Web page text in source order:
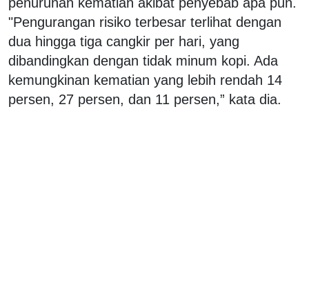
"Pengurangan risiko terbesar terlihat dengan
dua hingga tiga cangkir per hari, yang
dibandingkan dengan tidak minum kopi. Ada
kemungkinan kematian yang lebih rendah 14
persen, 27 persen, dan 11 persen,” kata dia.